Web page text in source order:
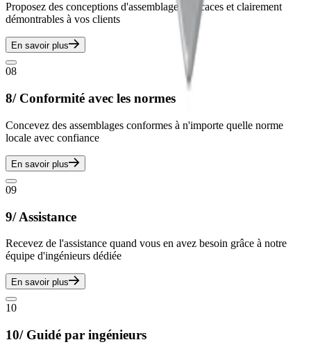
Proposez des conceptions d'assemblages efficaces et clairement
démontrables à vos clients
En savoir plus
08
8/ Conformité avec les normes
Concevez des assemblages conformes à n'importe quelle norme
locale avec confiance
En savoir plus
09
9/ Assistance
Recevez de l'assistance quand vous en avez besoin grâce à notre
équipe d'ingénieurs dédiée
En savoir plus
10
10/ Guidé par ingénieurs